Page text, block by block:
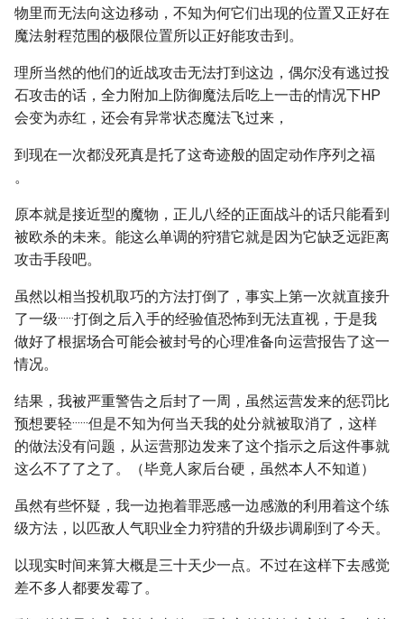
物里而无法向这边移动，不知为何它们出现的位置又正好在
魔法射程范围的极限位置所以正好能攻击到。
理所当然的他们的近战攻击无法打到这边，偶尔没有逃过投
石攻击的话，全力附加上防御魔法后吃上一击的情况下HP
会变为赤红，还会有异常状态魔法飞过来，
到现在一次都没死真是托了这奇迹般的固定动作序列之福
。
原本就是接近型的魔物，正儿八经的正面战斗的话只能看到
被欧杀的未来。能这么单调的狩猎它就是因为它缺乏远距离
攻击手段吧。
虽然以相当投机取巧的方法打倒了，事实上第一次就直接升
了一级······打倒之后入手的经验值恐怖到无法直视，于是我
做好了根据场合可能会被封号的心理准备向运营报告了这一
情况。
结果，我被严重警告之后封了一周，虽然运营发来的惩罚比
预想要轻······但是不知为何当天我的处分就被取消了，这样
的做法没有问题，从运营那边发来了这个指示之后这件事就
这么不了了之了。（毕竟人家后台硬，虽然本人不知道）
虽然有些怀疑，我一边抱着罪恶感一边感激的利用着这个练
级方法，以匹敌人气职业全力狩猎的升级步调刷到了今天。
以现实时间来算大概是三十天少一点。不过在这样下去感觉
差不多人都要发霉了。